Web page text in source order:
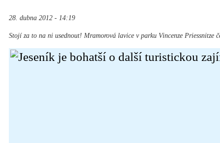
28. dubna 2012 - 14:19
Stojí za to na ni usednout! Mramorová lavice v parku Vincenze Priessnitze